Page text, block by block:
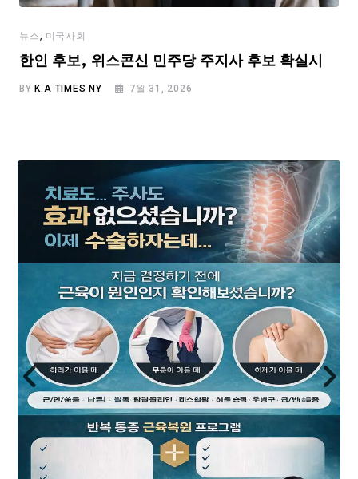
뉴스, 미국사회
한인 후보, 위스콘신 민주당 주지사 후보 확실시
BY K.A TIMES NY 7월 31, 2026